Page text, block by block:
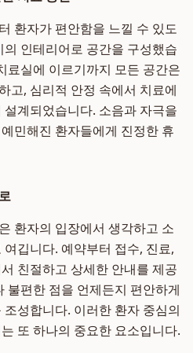
환자가 편안함을 느낄 수 있도
인테리어로 공간을 구성했습
료실에 이르기까지 모든 공간은
고, 심리적 안정 속에서 치료에
계되었습니다. 소음과 자극을
민해진 환자들에게 진정한 휴
환자의 입장에서 생각하고 소
깁니다. 예약부터 접수, 진료,
친절하고 상세한 안내를 제공
불편한 점을 언제든지 편안하게
성합니다. 이러한 환자 중심의
또 하나의 중요한 요소입니다.